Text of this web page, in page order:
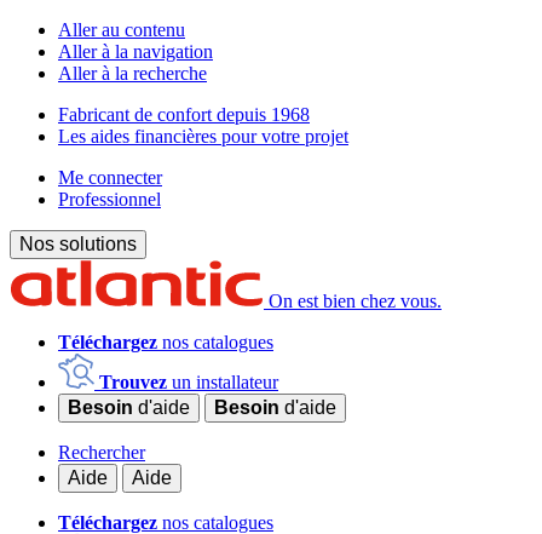
Aller au contenu
Aller à la navigation
Aller à la recherche
Fabricant de confort depuis 1968
Les aides financières pour votre projet
Me connecter
Professionnel
Nos solutions
On est bien chez vous.
Téléchargez nos catalogues
Trouvez un installateur
Besoin d'aide Besoin d'aide
Rechercher
Aide
Aide
Téléchargez nos catalogues